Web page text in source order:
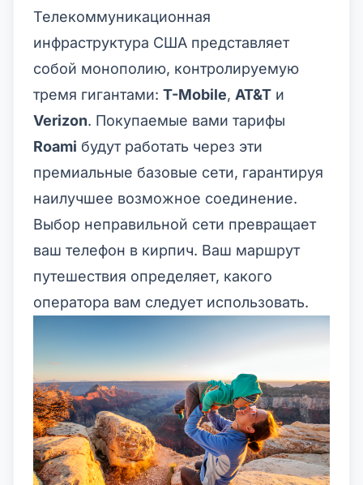
Телекоммуникационная
инфраструктура США представляет
собой монополию, контролируемую
тремя гигантами: T-Mobile, AT&T и
Verizon. Покупаемые вами тарифы
Roami будут работать через эти
премиальные базовые сети, гарантируя
наилучшее возможное соединение.
Выбор неправильной сети превращает
ваш телефон в кирпич. Ваш маршрут
путешествия определяет, какого
оператора вам следует использовать.